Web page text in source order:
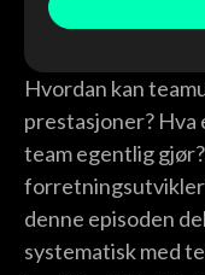
Hvordan kan
prestasjoner?
team egentlig
forretningsutvikler
denne episoden
systematisk med